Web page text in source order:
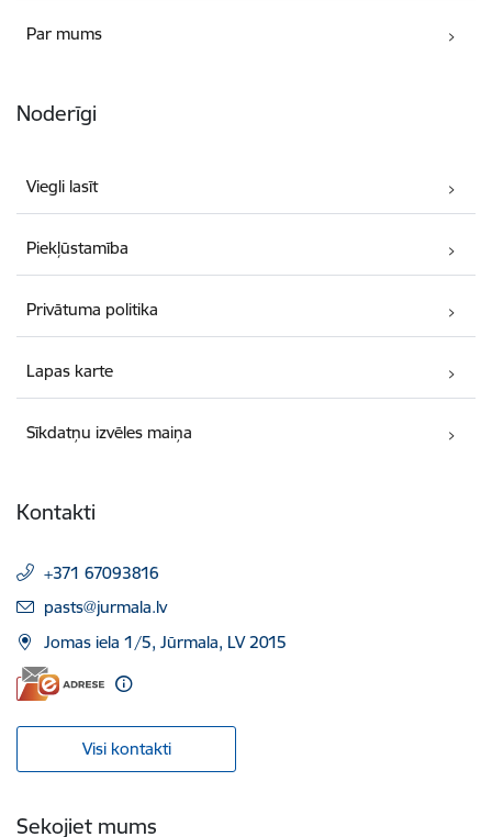
Par mums
Noderīgi
Viegli lasīt
Piekļūstamība
Privātuma politika
Lapas karte
Sīkdatņu izvēles maiņa
Kontakti
+371 67093816
E-pasts:
pasts@jurmala.lv
Jomas iela 1/5, Jūrmala, LV 2015
Visi kontakti
Sekojiet mums